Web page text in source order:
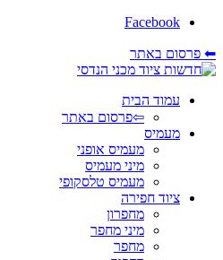
Facebook
⬅ פרסום באתר
עמוד הבית
⇦פרסום באתר
מעמיס
מעמיס אופני
מיני מעמיס
מעמיס טלסקופי
ציוד חפירה
מחפרון
מיני מחפר
מחפר